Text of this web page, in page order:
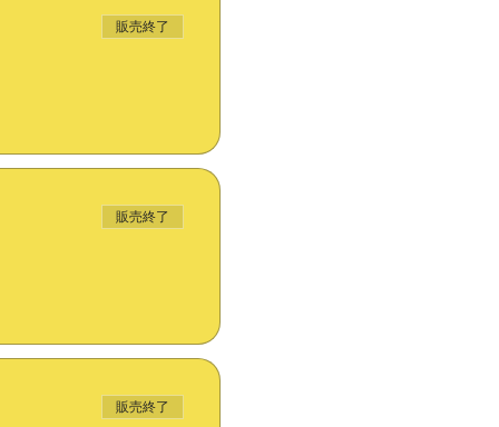
販売終了
販売終了
販売終了